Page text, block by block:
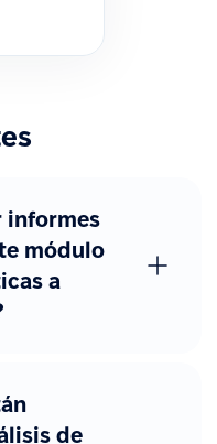
informes
módulo
a
de